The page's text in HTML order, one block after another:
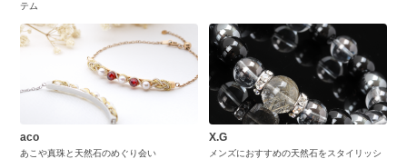
テム
aco
あこや真珠と天然石のめぐり会い
X.G
メンズにおすすめの天然石をスタイリッシ